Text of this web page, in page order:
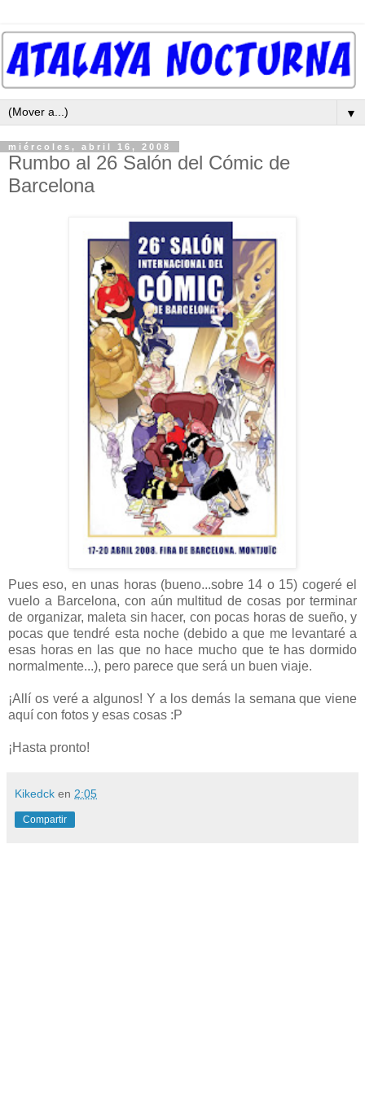
▼
miércoles, abril 16, 2008
Rumbo al 26 Salón del Cómic de
Barcelona
Pues eso, en unas horas (bueno...sobre 14 o 15) cogeré el
vuelo a Barcelona, con aún multitud de cosas por terminar
de organizar, maleta sin hacer, con pocas horas de sueño, y
pocas que tendré esta noche (debido a que me levantaré a
esas horas en las que no hace mucho que te has dormido
normalmente...), pero parece que será un buen viaje.
¡Allí os veré a algunos! Y a los demás la semana que viene
aquí con fotos y esas cosas :P
¡Hasta pronto!
Kikedck en 2:05
Compartir